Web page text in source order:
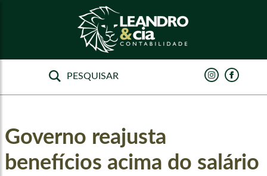
Governo reajusta
benefícios acima do salário